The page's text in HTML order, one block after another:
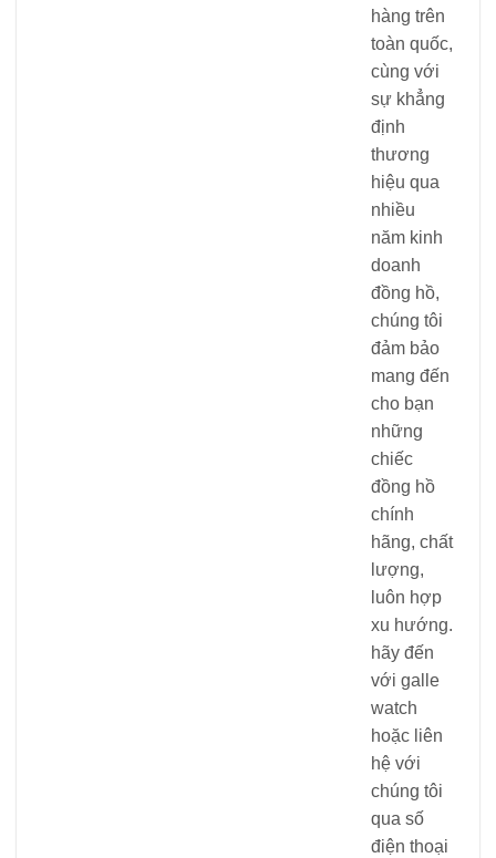
hàng trên
toàn quốc,
cùng với
sự khẳng
định
thương
hiệu qua
nhiều
năm kinh
doanh
đồng hồ,
chúng tôi
đảm bảo
mang đến
cho bạn
những
chiếc
đồng hồ
chính
hãng, chất
lượng,
luôn hợp
xu hướng.
hãy đến
với galle
watch
hoặc liên
hệ với
chúng tôi
qua số
điện thoại